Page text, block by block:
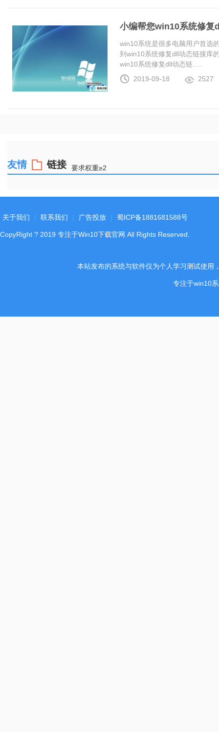
小编帮您win10系统修复
win10系统是很多电脑用户首选
到win10系统修复dll动态链接库
win10系统修复dll动态链.....
2019-09-18
2527
友情 链接 要求权重≥2
关于我们 联系我们 广告投放 蜀ICP备1881681588号
CopyRight ? 2019 专注于Win10下载官网 All Rights Reserved.
本站发布的系统与软件仅为个人学习测试使用
专注于win10